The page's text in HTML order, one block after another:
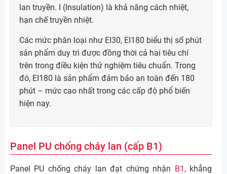
lan truyền. I (Insulation) là khả năng cách nhiệt,
hạn chế truyền nhiệt.
Các mức phân loại như EI30, EI180 biểu thị số phút
sản phẩm duy trì được đồng thời cả hai tiêu chí
trên trong điều kiện thử nghiệm tiêu chuẩn. Trong
đó, EI180 là sản phẩm đảm bảo an toàn đến 180
phút – mức cao nhất trong các cấp độ phổ biến
hiện nay.
Panel PU chống cháy lan (cấp B1)
Panel PU chống cháy lan đạt chứng nhận B1 , khẳng